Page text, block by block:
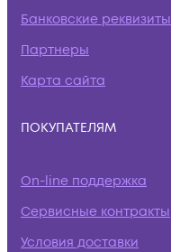
Банковские реквизиты
Партнеры
Карта сайта
ПОКУПАТЕЛЯМ
On-line поддержка
Сервисные контракты
Условия доставки